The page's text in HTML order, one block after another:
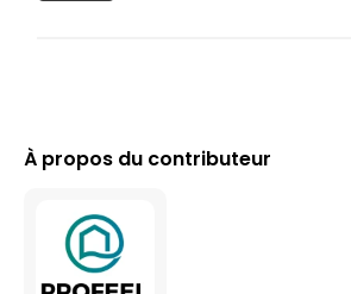
À propos du contributeur